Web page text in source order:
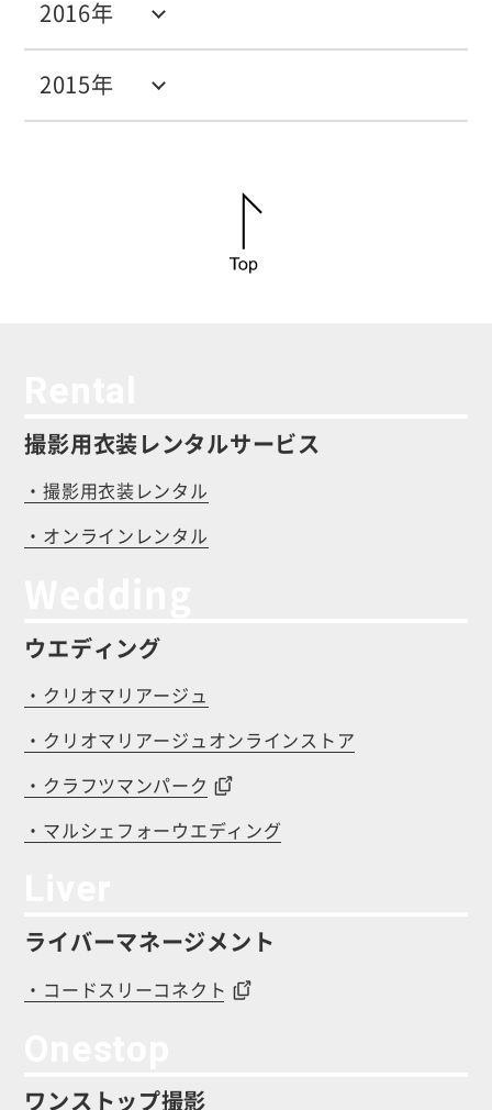
2015年
2016年
撮影用衣装レンタルサービス
・撮影用衣装レンタル
・オンラインレンタル
ウエディング
・クリオマリアージュ
・クリオマリアージュオンラインストア
・クラフツマンパーク
・マルシェフォーウエディング
ライバーマネージメント
・コードスリーコネクト
ワンストップ撮影